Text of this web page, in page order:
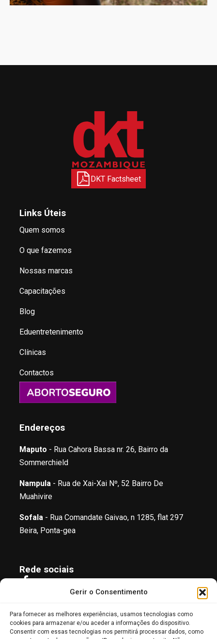
Gerir o Consentimento
Para fornecer as melhores experiências, usamos tecnologias como
cookies para armazenar e/ou aceder a informações do dispositivo.
Consentir com essas tecnologias nos permitirá processar dados, como
DKT Factsheet
Links Úteis
Quem somos
O que fazemos
Nossas marcas
Capacitações
Blog
Eduentretenimento
Clínicas
Contactos
Endereços
Maputo - Rua Cahora Bassa nr. 26, Bairro da
Sommerchield
Nampula - Rua de Xai-Xai Nº, 52 Bairro De
Muahivire
Sofala - Rua Comandate Gaivao, n 1285, flat 297
Beira, Ponta-gea
Rede sociais
Facebook
Linkedin